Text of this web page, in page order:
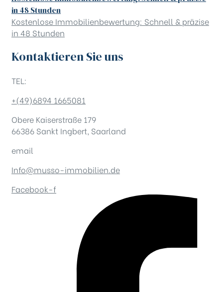
in 48 Stunden
Kostenlose Immobilienbewertung: Schnell & präzise
in 48 Stunden
Kontaktieren Sie uns
TEL:
+(49)6894 1665081
Obere Kaiserstraße 179
66386 Sankt Ingbert, Saarland
email
Info@musso-immobilien.de
Facebook-f